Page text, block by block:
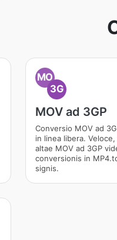
MO
3G
MOV ad 3GP
Conversio MOV ad
in linea libera.
altae MOV ad 3GP
conversionis in
signis.